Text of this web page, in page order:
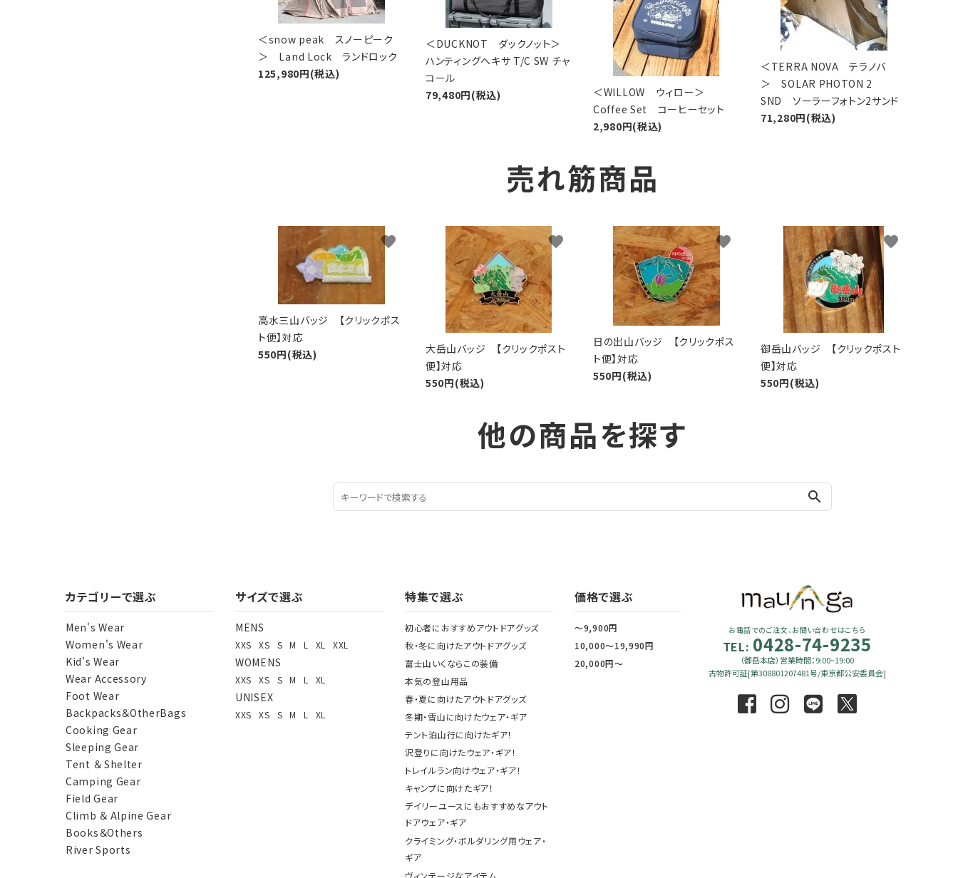
＜snow peak スノーピーク
＞ Land Lock ランドロック
125,980円(税込)
＜DUCKNOT ダックノット＞
ハンティングヘキサ T/C SW チャ
コール
79,480円(税込)
＜WILLOW ウィロー＞
Coffee Set コーヒーセット
2,980円(税込)
＜TERRA NOVA テラノバ
＞ SOLAR PHOTON 2
SND ソーラーフォトン2サンド
71,280円(税込)
売れ筋商品
高水三山バッジ 【クリックポス
ト便】対応
550円(税込)
favorite
大岳山バッジ 【クリックポスト
便】対応
550円(税込)
favorite
日の出山バッジ 【クリックポス
ト便】対応
550円(税込)
favorite
御岳山バッジ 【クリックポスト
便】対応
550円(税込)
favorite
他の商品を探す
search
カテゴリーで選ぶ
Men's Wear
Women's Wear
Kid's Wear
Wear Accessory
Foot Wear
Backpacks＆OtherBags
Cooking Gear
Sleeping Gear
Tent ＆ Shelter
Camping Gear
Field Gear
Climb ＆ Alpine Gear
Books＆Others
River Sports
サイズで選ぶ
MENS
XXS XS S M L XL XXL
WOMENS
XXS XS S M L XL
UNISEX
XXS XS S M L XL
特集で選ぶ
初心者におすすめアウトドアグッズ
秋・冬に向けたアウトドアグッズ
富士山いくならこの装備
本気の登山用品
春・夏に向けたアウトドアグッズ
冬期・雪山に向けたウェア・ギア
テント泊山行に向けたギア！
沢登りに向けたウェア・ギア！
トレイルラン向けウェア・ギア！
キャンプに向けたギア！
デイリーユースにもおすすめなアウト
ドアウェア・ギア
クライミング・ボルダリング用ウェア・
ギア
価格で選ぶ
～9,900円
10,000～19,990円
20,000円～
お電話でのご注文、お問い合わせはこちら
TEL: 0428-74-9235
（御岳本店）営業時間：9:00~19:00
古物許可証[第308801207481号/東京都公安委員会]